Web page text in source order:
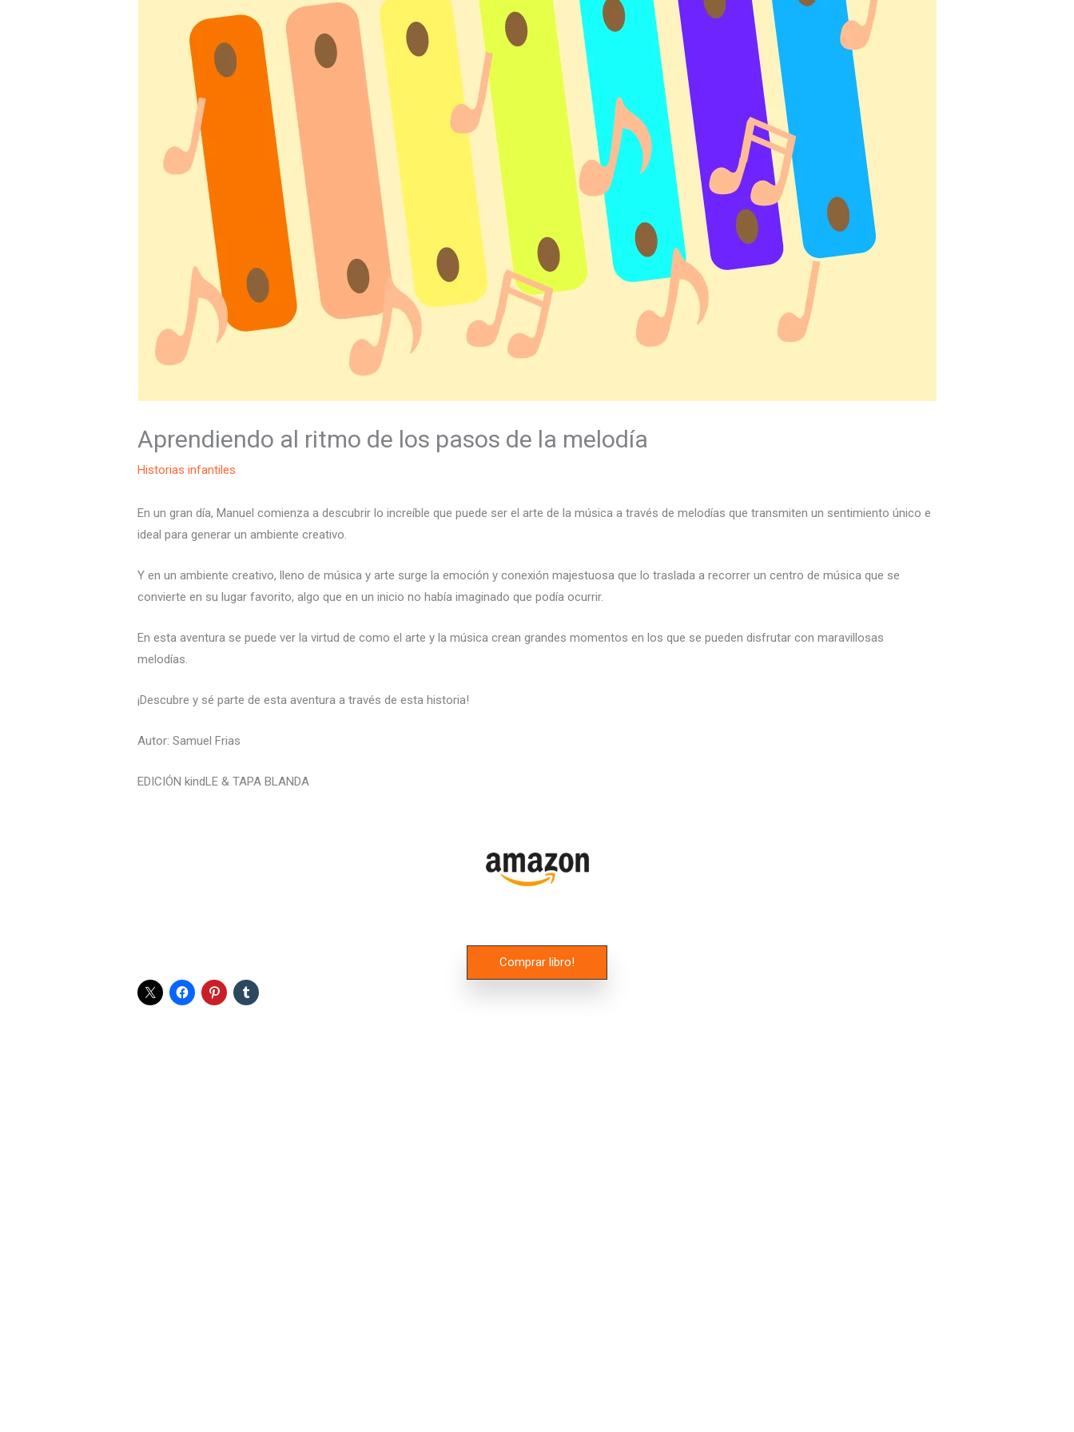
Aprendiendo al ritmo de los pasos de la melodía
Historias infantiles
En un gran día, Manuel comienza a descubrir lo increíble que puede ser el arte de la música a través de melodías que transmiten un sentimiento único e
ideal para generar un ambiente creativo.
Y en un ambiente creativo, lleno de música y arte surge la emoción y conexión majestuosa que lo traslada a recorrer un centro de música que se
convierte en su lugar favorito, algo que en un inicio no había imaginado que podía ocurrir.
En esta aventura se puede ver la virtud de como el arte y la música crean grandes momentos en los que se pueden disfrutar con maravillosas
melodías.
¡Descubre y sé parte de esta aventura a través de esta historia!
Autor: Samuel Frias
EDICIÓN kindLE & TAPA BLANDA
Comprar libro!